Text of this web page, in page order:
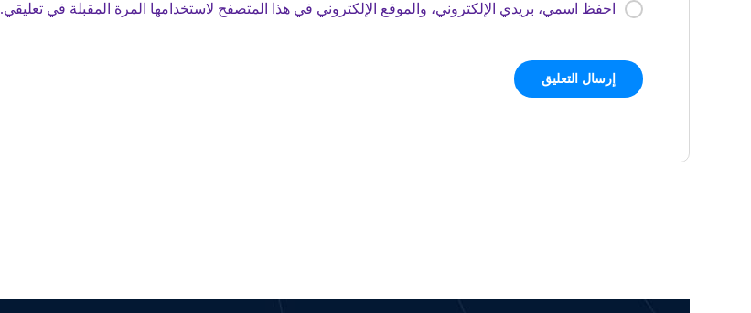
احفظ اسمي، بريدي الإلكتروني، والموقع الإلكتروني في هذا المتصفح لاستخدامها المرة المقبلة في تعليقي.